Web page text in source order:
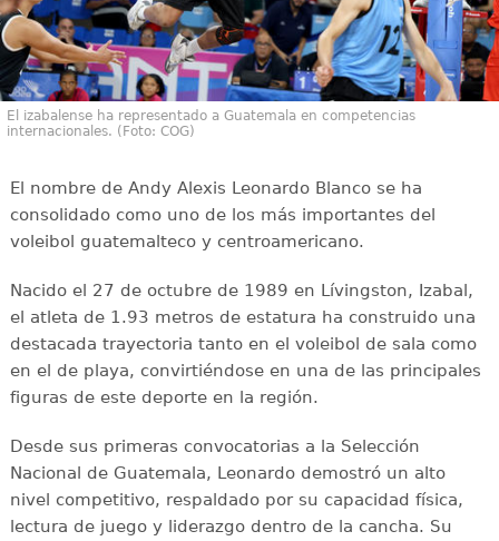
El izabalense ha representado a Guatemala en competencias
internacionales. (Foto: COG)
El nombre de Andy Alexis Leonardo Blanco se ha
consolidado como uno de los más importantes del
voleibol guatemalteco y centroamericano.
Nacido el 27 de octubre de 1989 en Lívingston, Izabal,
el atleta de 1.93 metros de estatura ha construido una
destacada trayectoria tanto en el voleibol de sala como
en el de playa, convirtiéndose en una de las principales
figuras de este deporte en la región.
Desde sus primeras convocatorias a la Selección
Nacional de Guatemala, Leonardo demostró un alto
nivel competitivo, respaldado por su capacidad física,
lectura de juego y liderazgo dentro de la cancha. Su